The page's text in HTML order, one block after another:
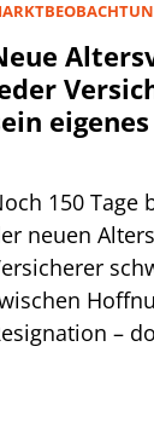
150 Tage
neuen
–